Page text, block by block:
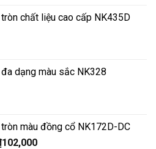
chất liệu cao cấp NK435D
dạng màu sắc NK328
màu đồng cổ NK172D-DC
102,000